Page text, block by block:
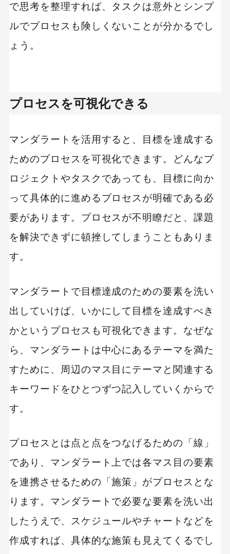
で思考を整理すれば、タスクは意外とシンプ
ルでプロセスも険しくないことが分かるでし
ょう。
プロセスを可視化できる
マンダラートを活用すると、目標を達成する
ためのプロセスを可視化できます。どんなプ
ロジェクトやタスクであっても、目標に向か
って具体的に進めるプロセスが明確である必
要があります。プロセスが不明瞭だと、課題
を解決できずに頓挫してしまうこともありま
す。
マンダラートで目標達成のための要素を洗い
出していけば、いかにして目標を達成すべき
かというプロセスも可視化できます。なぜな
ら、マンダラートは中心にあるテーマを満た
すために、周辺のマス目にテーマと関連する
キーワードをひとつずつ記入していくからで
す。
プロセスとは点と点をつなげるための「線」
であり、マンダラート上では各マス目の要素
を連携させるための「施策」がプロセスとな
ります。マンダラートで必要な要素を洗い出
したうえで、スケジュールやチャートなどを
作成すれば、具体的な施策も見えてくるでし